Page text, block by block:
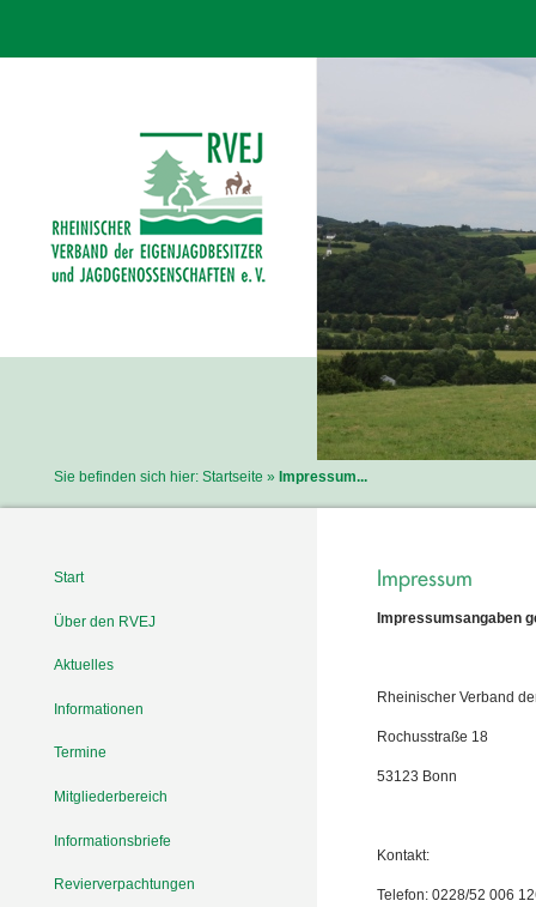
Sie befinden sich hier: Startseite Impressum...
Start
Über den RVEJ
Aktuelles
Informationen
Termine
Mitgliederbereich
Informationsbriefe
Revierverpachtungen
Impressum
Impressumsangaben
Rheinischer Verband
Rochusstraße 18
53123 Bonn
Kontakt:
Telefon: 0228/52 006